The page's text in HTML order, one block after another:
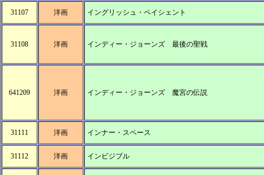
31107 洋画 イングリッシュ・ペイシェント
31108 洋画 インディー・ジョーンズ 最後の聖戦
641209 洋画 インディー・ジョーンズ 魔宮の伝説
31111 洋画 インナー・スペース
31112 洋画 インビジブル